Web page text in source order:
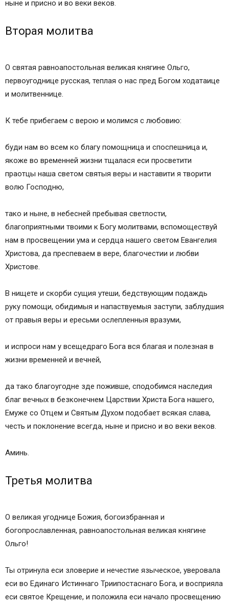
ныне и присно и во веки веков.
Вторая молитва
О святая равноапостольная великая княгине Ольго,
первоугоднице русская, теплая о нас пред Богом ходатаице
и молитвеннице.
К тебе прибегаем с верою и молимся с любовию:
буди нам во всем ко благу помощница и споспешница и,
якоже во временней жизни тщалася еси просветити
праотцы наша светом святыя веры и наставити я творити
волю Господню,
тако и ныне, в небесней пребывая светлости,
благоприятными твоими к Богу молитвами, вспомоществуй
нам в просвещении ума и сердца нашего светом Евангелия
Христова, да преспеваем в вере, благочестии и любви
Христове.
В нищете и скорби сущия утеши, бедствующим подаждь
руку помощи, обидимыя и напаствуемыя заступи, заблудшия
от правыя веры и ересьми ослепленныя вразуми,
и испроси нам у всещедраго Бога вся благая и полезная в
жизни временней и вечней,
да тако благоугодне зде поживше, сподобимся наследия
благ вечных в безконечнем Царствии Христа Бога нашего,
Емуже со Отцем и Святым Духом подобает всякая слава,
честь и поклонение всегда, ныне и присно и во веки веков.
Аминь.
Третья молитва
О великая угоднице Божия, богоизбранная и
богопрославленная, равноапостольная великая княгине
Ольго!
Ты отринула еси зловерие и нечестие языческое, уверовала
еси во Единаго Истиннаго Триипостаснаго Бога, и восприяла
еси святое Крещение, и положила еси начало просвещению